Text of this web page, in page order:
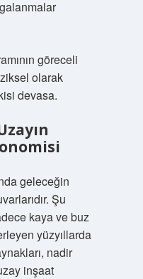
göreceli
olarak
devasa.
geleceğin
Şu
kaya ve buz
yüzyıllarda
nadir
inşaat